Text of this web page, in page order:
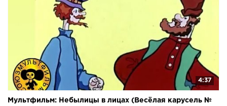
4:37
Мультфильм: Небылицы в лицах (Весёлая карусель №